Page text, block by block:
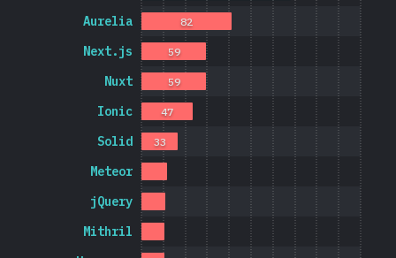
Mithril
jQuery
Meteor
Solid
Ionic
Nuxt
Next.js
Aurelia
33
47
59
59
82